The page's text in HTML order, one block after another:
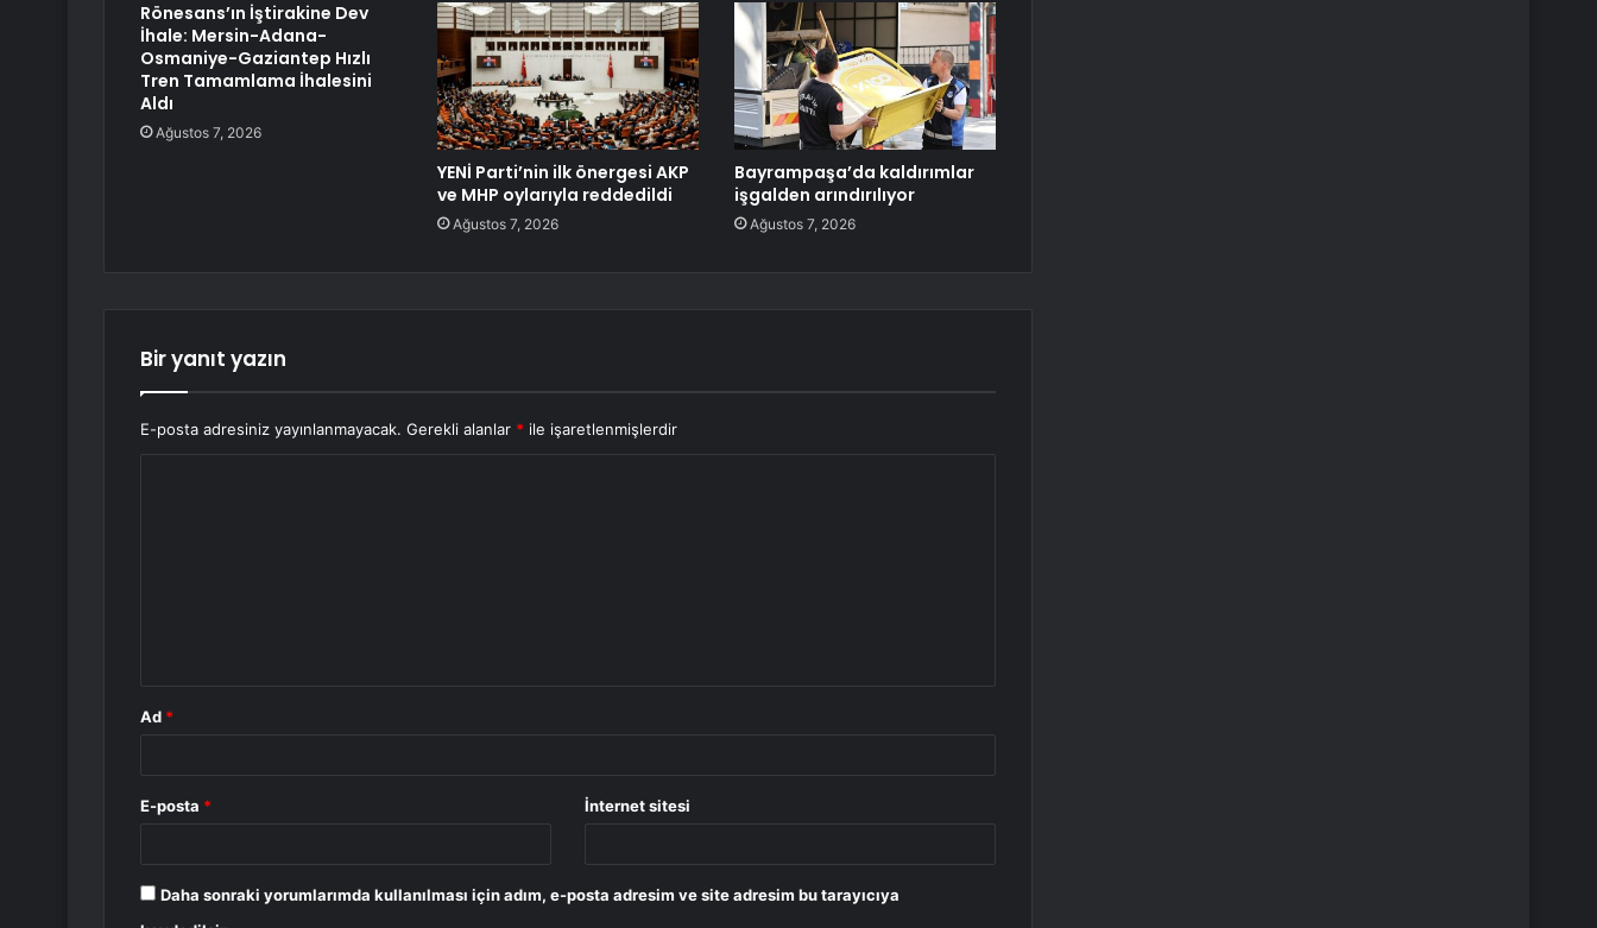
Rönesans’ın İştirakine Dev
İhale: Mersin-Adana-
Osmaniye-Gaziantep Hızlı
Tren Tamamlama İhalesini
Aldı
Ağustos 7, 2026
YENİ Parti’nin ilk önergesi AKP
ve MHP oylarıyla reddedildi
Ağustos 7, 2026
Bayrampaşa’da kaldırımlar
işgalden arındırılıyor
Ağustos 7, 2026
Bir yanıt yazın
E-posta adresiniz yayınlanmayacak. Gerekli alanlar * ile işaretlenmişlerdir
Ad *
E-posta * İnternet sitesi
Daha sonraki yorumlarımda kullanılması için adım, e-posta adresim ve site adresim bu tarayıcıya